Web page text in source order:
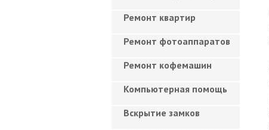
Ремонт квартир
Ремонт фотоаппаратов
Ремонт кофемашин
Компьютерная помощь
Вскрытие замков